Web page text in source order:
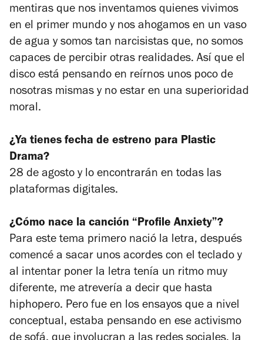
mentiras que nos inventamos quienes vivimos
en el primer mundo y nos ahogamos en un vaso
de agua y somos tan narcisistas que, no somos
capaces de percibir otras realidades. Así que el
disco está pensando en reírnos unos poco de
nosotras mismas y no estar en una superioridad
moral.
¿Ya tienes fecha de estreno para Plastic
Drama?
28 de agosto y lo encontrarán en todas las
plataformas digitales.
¿Cómo nace la canción “Profile Anxiety”?
Para este tema primero nació la letra, después
comencé a sacar unos acordes con el teclado y
al intentar poner la letra tenía un ritmo muy
diferente, me atrevería a decir que hasta
hiphopero. Pero fue en los ensayos que a nivel
conceptual, estaba pensando en ese activismo